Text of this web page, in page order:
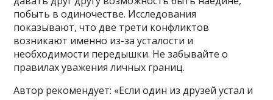
побыть в одиночестве. Исследования
показывают, что две трети конфликтов
возникают именно из-за усталости и
необходимости передышки. Не забывайте о
правилах уважения личных границ.
Автор рекомендует: «Если один из друзей устал и